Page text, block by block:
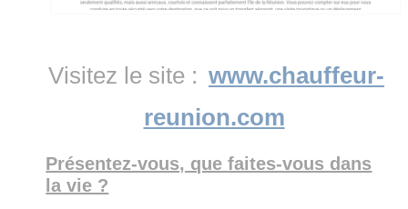
Visitez le site : www.chauffeur-
reunion.com
Présentez-vous, que faites-vous dans
la vie ?